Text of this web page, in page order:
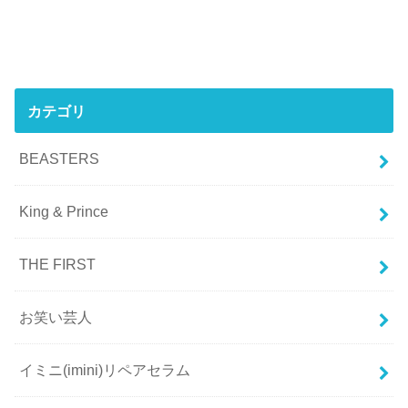
カテゴリ
BEASTERS
King & Prince
THE FIRST
お笑い芸人
イミニ(imini)リペアセラム